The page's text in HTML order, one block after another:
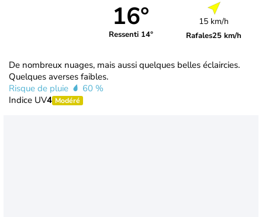
16°
Ressenti 14°
15 km/h
Rafales25 km/h
De nombreux nuages, mais aussi quelques belles éclaircies.
Quelques averses faibles.
Risque de pluie
60 %
Indice UV4 Modéré